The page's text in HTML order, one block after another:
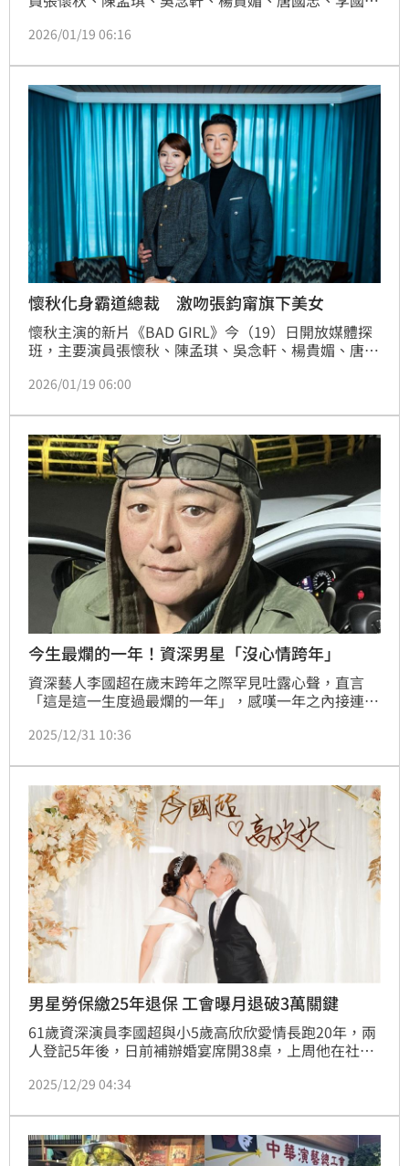
2026/01/19 06:16
懷秋化身霸道總裁 激吻張鈞甯旗下美女
懷秋主演的新片《BAD GIRL》今（19）日開放媒體探
班，主要演員張懷秋、陳孟琪、吳念軒、楊貴媚、唐國
攝點滴。
2026/01/19 06:00
今生最爛的一年！資深男星「沒心情跨年」
資深藝人李國超在歲末跨年之際罕見吐露心聲，直言
「這是這一生度過最爛的一年」，感嘆一年之內接連送
緒難以平復，也因此選擇不跨年，而是讓自己沉澱。趙
2025/12/31 10:36
男星勞保繳25年退保 工會曝月退破3萬關鍵
61歲資深演員李國超與小5歲高欣欣愛情長跑20年，兩
人登記5年後，日前補辦婚宴席開38桌，上周他在社群
退保，笑說理由是：「老子不玩了」，對此今演藝工會
2025/12/29 04:34